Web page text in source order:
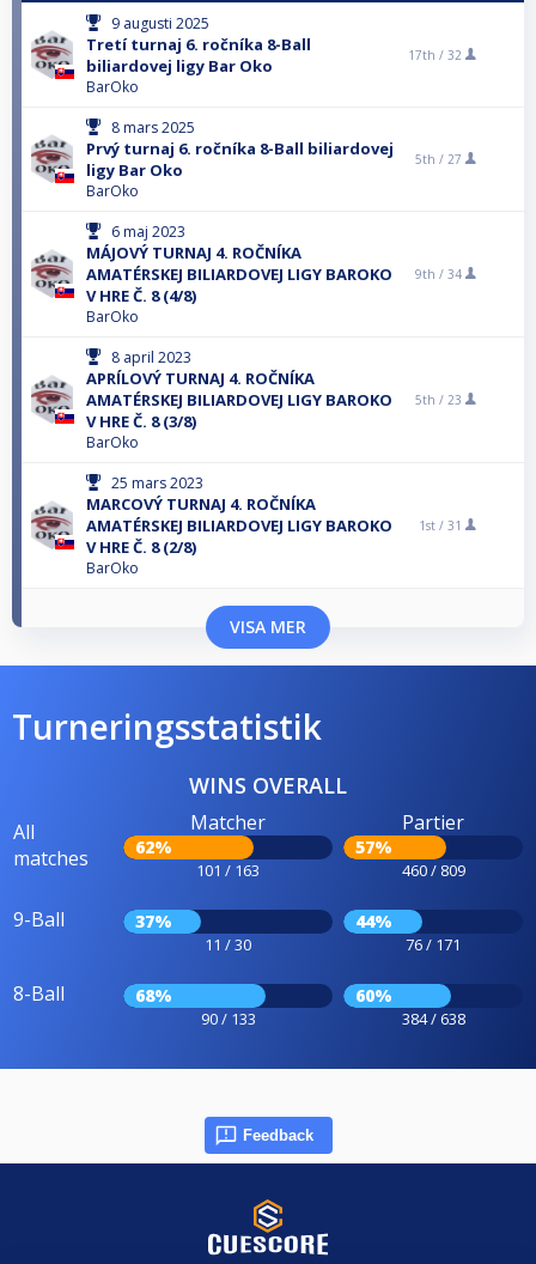
9 augusti 2025
Tretí turnaj 6. ročníka 8-Ball
biliardovej ligy Bar Oko
BarOko
17th / 32
8 mars 2025
Prvý turnaj 6. ročníka 8-Ball biliardovej
ligy Bar Oko
BarOko
5th / 27
6 maj 2023
MÁJOVÝ TURNAJ 4. ROČNÍKA
AMATÉRSKEJ BILIARDOVEJ LIGY BAROKO
V HRE Č. 8 (4/8)
BarOko
9th / 34
8 april 2023
APRÍLOVÝ TURNAJ 4. ROČNÍKA
AMATÉRSKEJ BILIARDOVEJ LIGY BAROKO
V HRE Č. 8 (3/8)
BarOko
5th / 23
25 mars 2023
MARCOVÝ TURNAJ 4. ROČNÍKA
AMATÉRSKEJ BILIARDOVEJ LIGY BAROKO
V HRE Č. 8 (2/8)
BarOko
1st / 31
VISA MER
Turneringsstatistik
WINS OVERALL
All
matches
Matcher
62%
101 / 163
Partier
57%
460 / 809
9-Ball 37%
11 / 30
44%
76 / 171
8-Ball 68%
90 / 133
60%
384 / 638
Feedback